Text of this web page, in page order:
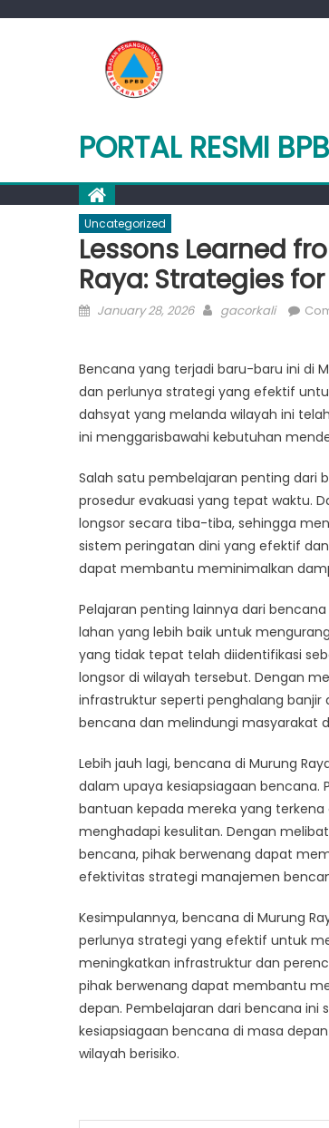
PORTAL RESMI
Uncategorized
Lessons Learned
Raya: Strategies
Posted
January 28, 2026 Author
gacorkali
Bencana yang terjadi baru-baru ini di
dan perlunya strategi yang efektif
dahsyat yang melanda wilayah ini
ini menggarisbawahi kebutuhan
Salah satu pembelajaran penting dari
prosedur evakuasi yang tepat waktu.
longsor secara tiba-tiba, sehingga
sistem peringatan dini yang efektif
dapat membantu meminimalkan
Pelajaran penting lainnya dari
lahan yang lebih baik untuk
yang tidak tepat telah diidentifikasi
longsor di wilayah tersebut. Dengan
infrastruktur seperti penghalang
bencana dan melindungi masyarakat
Lebih jauh lagi, bencana di Murung
dalam upaya kesiapsiagaan bencana.
bantuan kepada mereka yang
menghadapi kesulitan. Dengan
bencana, pihak berwenang dapat
efektivitas strategi manajemen
Kesimpulannya, bencana di Murung
perlunya strategi yang efektif untuk
meningkatkan infrastruktur dan
pihak berwenang dapat membantu
depan. Pembelajaran dari bencana
kesiapsiagaan bencana di masa
wilayah berisiko.